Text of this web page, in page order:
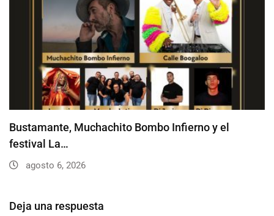
Bustamante, Muchachito Bombo Infierno y el
festival La…
agosto 6, 2026
Deja una respuesta